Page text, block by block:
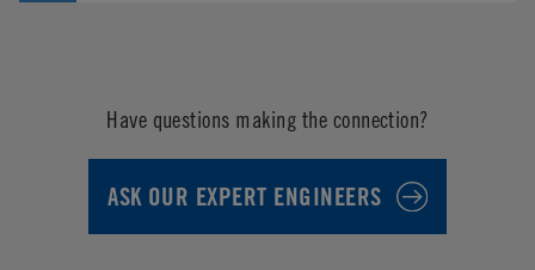
Have questions making the connection?
ASK OUR EXPERT ENGINEERS